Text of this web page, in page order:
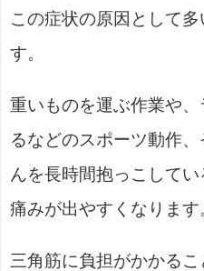
この症状の原因として
す。
重いものを運ぶ作業や
るなどのスポーツ動作
んを長時間抱っこして
痛みが出やすくなります
三角筋に負担がかかる